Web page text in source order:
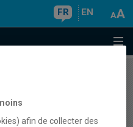
FR EN
afin de collecter des